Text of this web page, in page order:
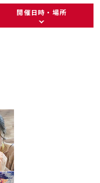
開催日時・場所